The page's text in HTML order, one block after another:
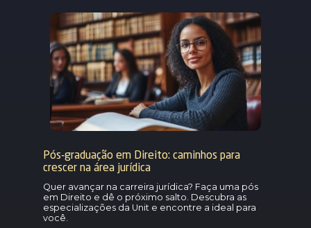
Pós-graduação em Direito: caminhos para
crescer na área jurídica
Quer avançar na carreira jurídica? Faça uma pós
em Direito e dê o próximo salto. Descubra as
especializações da Unit e encontre a ideal para
você.